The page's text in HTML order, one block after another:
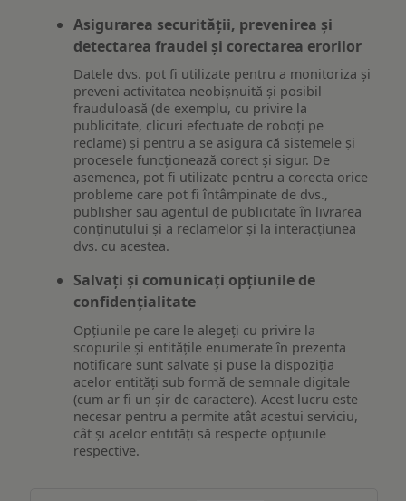
Asigurarea securității, prevenirea și
detectarea fraudei și corectarea erorilor
Datele dvs. pot fi utilizate pentru a monitoriza și
preveni activitatea neobișnuită și posibil
frauduloasă (de exemplu, cu privire la
publicitate, clicuri efectuate de roboți pe
reclame) și pentru a se asigura că sistemele și
procesele funcționează corect și sigur. De
asemenea, pot fi utilizate pentru a corecta orice
probleme care pot fi întâmpinate de dvs.,
publisher sau agentul de publicitate în livrarea
conținutului și a reclamelor și la interacțiunea
dvs. cu acestea.
Salvați și comunicați opțiunile de
confidențialitate
Opțiunile pe care le alegeți cu privire la
scopurile și entitățile enumerate în prezenta
notificare sunt salvate și puse la dispoziția
acelor entități sub formă de semnale digitale
(cum ar fi un șir de caractere). Acest lucru este
necesar pentru a permite atât acestui serviciu,
cât și acelor entități să respecte opțiunile
respective.